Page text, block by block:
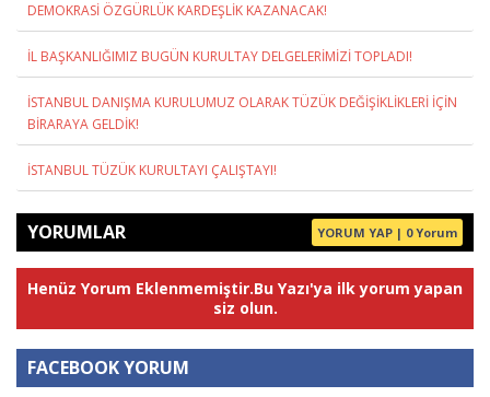
DEMOKRASİ ÖZGÜRLÜK KARDEŞLİK KAZANACAK!
İL BAŞKANLIĞIMIZ BUGÜN KURULTAY DELGELERİMİZİ TOPLADI!
İSTANBUL DANIŞMA KURULUMUZ OLARAK TÜZÜK DEĞİŞİKLİKLERİ İÇİN
BİRARAYA GELDİK!
İSTANBUL TÜZÜK KURULTAYI ÇALIŞTAYI!
YORUMLAR YORUM YAP | 0 Yorum
Henüz Yorum Eklenmemiştir.Bu Yazı'ya ilk yorum yapan
siz olun.
FACEBOOK YORUM